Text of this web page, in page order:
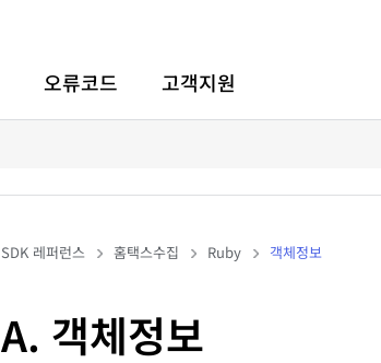
오류코드 고객지원
SDK 레퍼런스 홈택스수집 Ruby 객체정보
A. 객체정보